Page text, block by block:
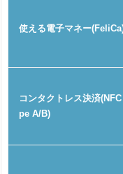
使える電子マネー
コンタクトレス決済
pe A/B)